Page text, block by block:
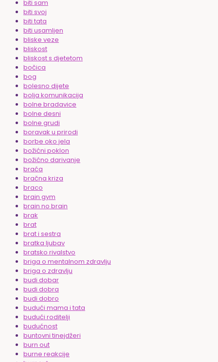
biti sam
biti svoj
biti tata
biti usamljen
bliske veze
bliskost
bliskost s djetetom
bočica
bog
bolesno dijete
bolja komunikacija
bolne bradavice
bolne desni
bolne grudi
boravak u prirodi
borbe oko jela
božićni poklon
božićno darivanje
braća
bračna kriza
braco
brain gym
brain no brain
brak
brat
brat i sestra
bratka ljubav
bratsko rivalstvo
briga o mentalnom zdravlju
briga o zdravlju
budi dobar
budi dobra
budi dobro
budući mama i tata
budući roditelji
budućnost
buntovni tinejdžeri
burn out
burne reakcije